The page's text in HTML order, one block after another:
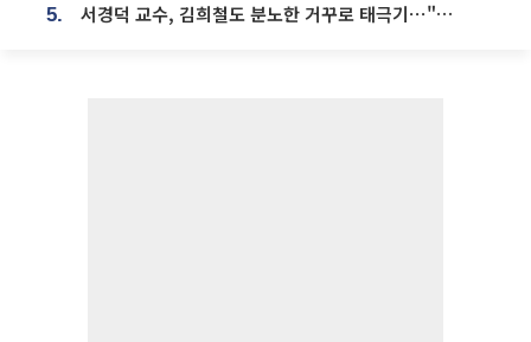
5. 서경덕 교수, 김희철도 분노한 거꾸로 태극기⋯"엉터리는 아냐, 아쉬울 뿐"